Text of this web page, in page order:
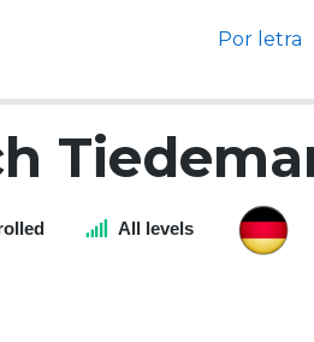
Por letra
All levels